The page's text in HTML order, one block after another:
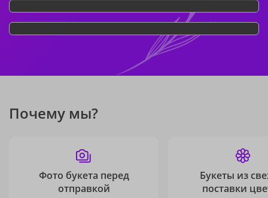
Почему мы?
Фото букета перед
отправкой
Букеты из
поставки